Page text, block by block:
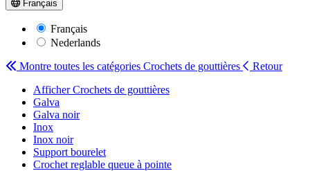
Français
Français
Nederlands
Montre toutes les catégories Crochets de gouttières
Retour
Afficher Crochets de gouttières
Galva
Galva noir
Inox
Inox noir
Support bourelet
Crochet reglable queue à pointe